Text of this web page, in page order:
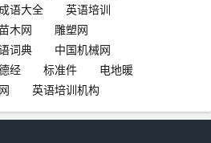
成语大全
英语培训
木网
雕塑网
词典
中国机械网
经 标准件
电地暖
英语培训机构